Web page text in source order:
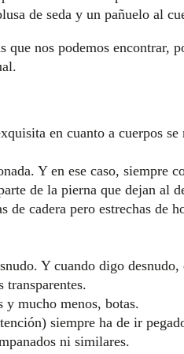
de seda y un pañuelo al
que nos podemos encontrar,
en cuanto a cuerpos
Y en ese caso, siempre
de la pierna que dejan al
de cadera pero estrechas de
Y cuando digo
transparentes.
y mucho menos, botas.
siempre ha de ir
ni similares.